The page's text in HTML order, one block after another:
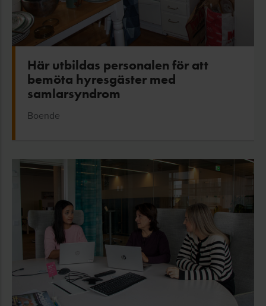
Här utbildas personalen för att
bemöta hyresgäster med
samlarsyndrom
Boende